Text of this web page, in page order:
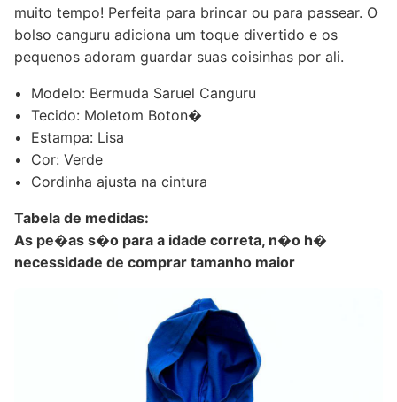
muito tempo! Perfeita para brincar ou para passear. O
bolso canguru adiciona um toque divertido e os
pequenos adoram guardar suas coisinhas por ali.
Modelo: Bermuda Saruel Canguru
Tecido: Moletom Boton�
Estampa: Lisa
Cor: Verde
Cordinha ajusta na cintura
Tabela de medidas:
As pe�as s�o para a idade correta, n�o h�
necessidade de comprar tamanho maior